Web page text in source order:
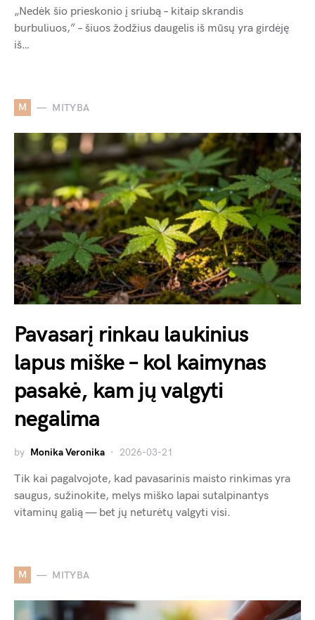
„Nedėk šio prieskonio į sriubą – kitaip skrandis
burbuliuos,” – šiuos žodžius daugelis iš mūsų yra girdėję
iš…
M MITYBA
Pavasarį rinkau laukinius
lapus miške – kol kaimynas
pasakė, kam jų valgyti
negalima
by Monika Veronika 2026-03-21
Tik kai pagalvojote, kad pavasarinis maisto rinkimas yra
saugus, sužinokite, melys miško lapai sutalpinantys
vitaminų galią — bet jų neturėtų valgyti visi.
M MITYBA